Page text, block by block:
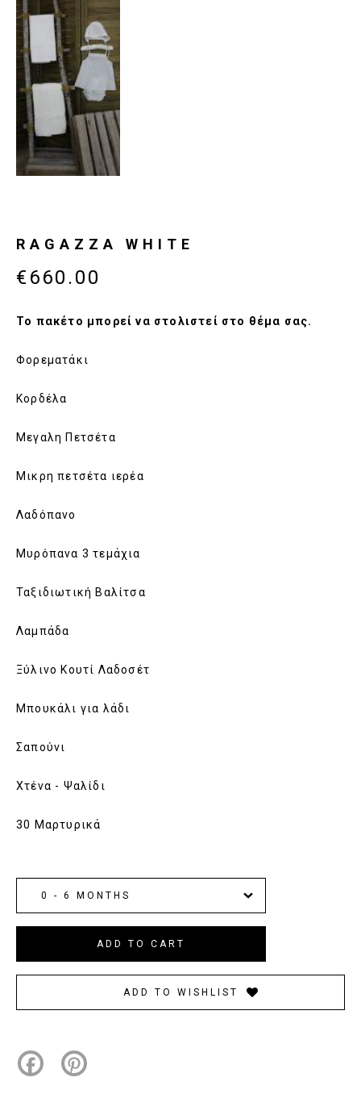
RAGAZZA WHITE
€660.00
Το πακέτο μπορεί να στολιστεί στο θέμα σας.
Φορεματάκι
Κορδέλα
Μεγαλη Πετσέτα
Μικρη πετσέτα ιερέα
Λαδόπανο
Μυρόπανα 3 τεμάχια
Ταξιδιωτική Βαλίτσα
Λαμπάδα
Ξύλινο Κουτί Λαδοσέτ
Μπουκάλι για λάδι
Σαπούνι
Χτένα - Ψαλίδι
30 Μαρτυρικά
ADD TO WISHLIST
Facebook